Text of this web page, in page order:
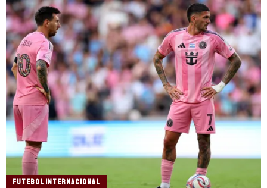
FUTEBOL INTERNACIONAL